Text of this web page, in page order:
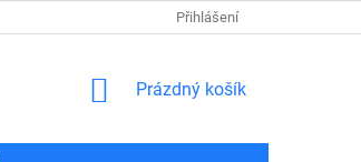
DOPRAVA A PLATBA
Přihlášení
NÁKUPNÍ
Prázdný košík